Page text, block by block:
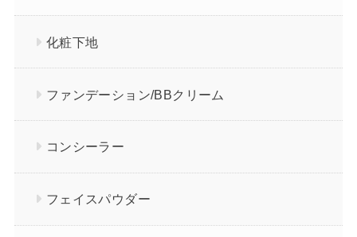
化粧下地
ファンデーション/BBクリーム
コンシーラー
フェイスパウダー